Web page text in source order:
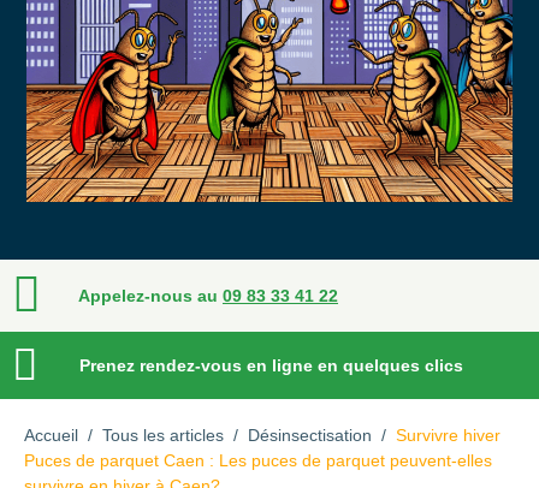
Appelez-nous au 09 83 33 41 22
Prenez rendez-vous en ligne en quelques clics
Accueil / Tous les articles / Désinsectisation / Survivre hiver
Puces de parquet Caen : Les puces de parquet peuvent-elles